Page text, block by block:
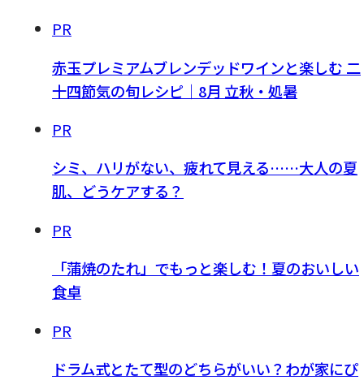
PR
赤玉プレミアムブレンデッドワインと楽しむ 二
十四節気の旬レシピ｜8月 立秋・処暑
PR
シミ、ハリがない、疲れて見える……大人の夏
肌、どうケアする？
PR
「蒲焼のたれ」でもっと楽しむ！夏のおいしい
食卓
PR
ドラム式とたて型のどちらがいい？わが家にぴ